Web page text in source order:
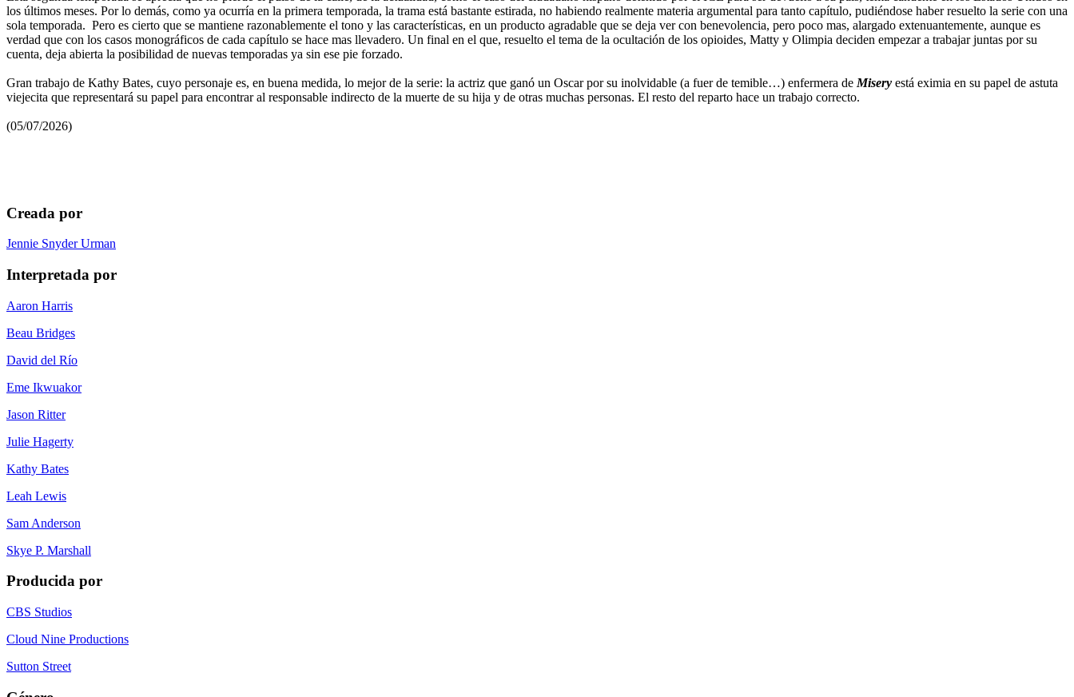
los últimos meses. Por lo demás, como ya ocurría en la primera temporada, la trama está bastante estirada, no habiendo realmente materia argumental para tanto capítulo, pudiéndose haber resuelto la serie con una
sola temporada. Pero es cierto que se mantiene razonablemente el tono y las características, en un producto agradable que se deja ver con benevolencia, pero poco mas, alargado extenuantemente, aunque es
verdad que con los casos monográficos de cada capítulo se hace mas llevadero. Un final en el que, resuelto el tema de la ocultación de los opioides, Matty y Olimpia deciden empezar a trabajar juntas por su
cuenta, deja abierta la posibilidad de nuevas temporadas ya sin ese pie forzado.
Gran trabajo de Kathy Bates, cuyo personaje es, en buena medida, lo mejor de la serie: la actriz que ganó un Oscar por su inolvidable (a fuer de temible…) enfermera de Misery está eximia en su papel de astuta
viejecita que representará su papel para encontrar al responsable indirecto de la muerte de su hija y de otras muchas personas. El resto del reparto hace un trabajo correcto.
(05/07/2026)
Creada por
Jennie Snyder Urman
Interpretada por
Aaron Harris
Beau Bridges
David del Río
Eme Ikwuakor
Jason Ritter
Julie Hagerty
Kathy Bates
Leah Lewis
Sam Anderson
Skye P. Marshall
Producida por
CBS Studios
Cloud Nine Productions
Sutton Street